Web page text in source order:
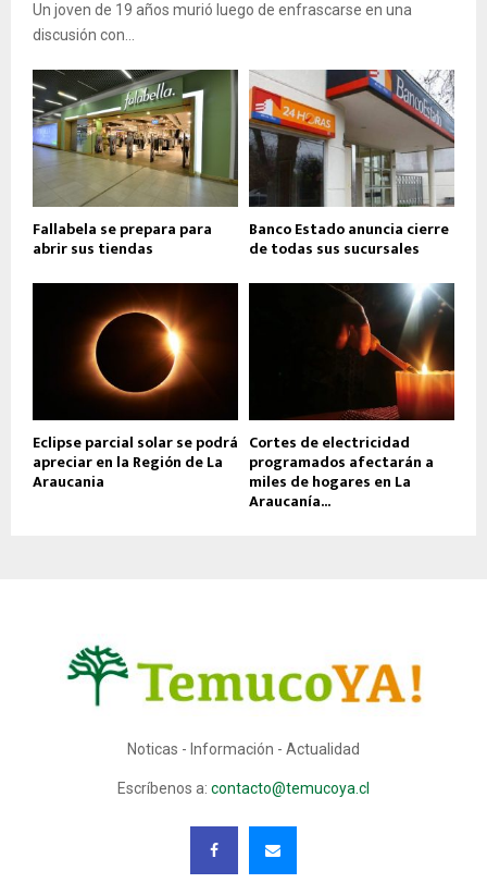
Un joven de 19 años murió luego de enfrascarse en una
discusión con...
Fallabela se prepara para
abrir sus tiendas
Banco Estado anuncia cierre
de todas sus sucursales
Eclipse parcial solar se podrá
apreciar en la Región de La
Araucania
Cortes de electricidad
programados afectarán a
miles de hogares en La
Araucanía...
Noticas - Información - Actualidad
Escríbenos a: contacto@temucoya.cl